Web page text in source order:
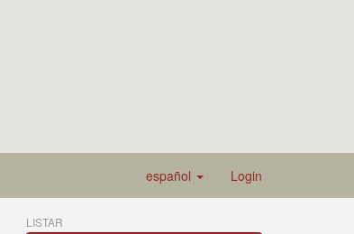
español Login
LISTAR